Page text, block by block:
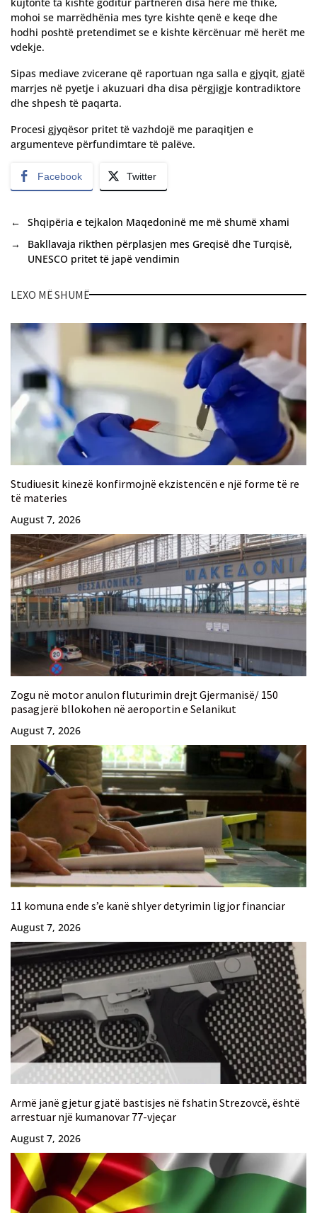
mohoi se marrëdhënia mes tyre kishte qenë e keqe dhe
hodhi poshtë pretendimet se e kishte kërcënuar më herët me
vdekje.
Sipas mediave zvicerane që raportuan nga salla e gjyqit, gjatë
marrjes në pyetje i akuzuari dha disa përgjigje kontradiktore
dhe shpesh të paqarta.
Procesi gjyqësor pritet të vazhdojë me paraqitjen e
argumenteve përfundimtare të palëve.
Facebook Twitter
←
Shqipëria e tejkalon Maqedoninë me më shumë xhami
→
Bakllavaja rikthen përplasjen mes Greqisë dhe Turqisë,
UNESCO pritet të japë vendimin
LEXO MË SHUMË
Studiuesit kinezë konfirmojnë ekzistencën e një forme të re
të materies
August 7, 2026
Zogu në motor anulon fluturimin drejt Gjermanisë/ 150
pasagjerë bllokohen në aeroportin e Selanikut
August 7, 2026
11 komuna ende s’e kanë shlyer detyrimin ligjor financiar
August 7, 2026
Armë janë gjetur gjatë bastisjes në fshatin Strezovcë, është
arrestuar një kumanovar 77-vjeçar
August 7, 2026